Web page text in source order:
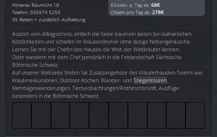
Hinteres Räumicht 18
Telefon: 035974 5250
35 Betten + zusätzlich Aufbettung
Einzelzi. p. Tag ab: 68€
Objekt pro Tag ab: 278€
Auszeit vom Alltagsstress, einfach die Seele baumeln lassen bei kulinarischen
Köstlichkeiten und schlafen im Kräuterzimmer ohne lästige Nebengeräusche.
Lernen Sie mit der Chefin des Hauses die Welt der Wildkräuter kennen.
Oder wandern mit dem Chef persönlich in die Felslandschaft Sächsische-
Böhmische Schweiz.
Auf unserer Webseite finden Sie Zusatzangebote des Kräuterbauden-Teams wie:
Kräuterexkursionen, Outdoor-Kochen, Wander- und Stiegentouren
Mehrtageswanderungen, Tierbeobachtungen/Rothirschbrunft, Ausflüge
besonders in die Böhmische Schweiz.